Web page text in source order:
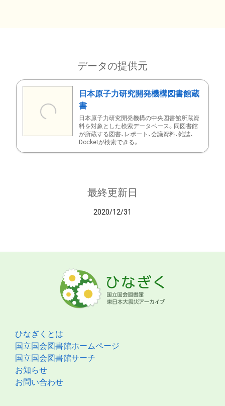
データの提供元
日本原子力研究開発機構図書館蔵
書
日本原子力研究開発機構の中央図書館所蔵資
料を対象とした検索データベース。同図書館
が所蔵する図書、レポート、会議資料、雑誌、
Docketが検索できる。
最終更新日
2020/12/31
ひなぎくとは
国立国会図書館ホームページ
国立国会図書館サーチ
お知らせ
お問い合わせ